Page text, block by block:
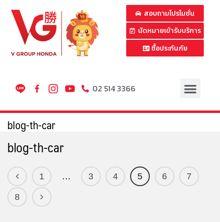
สอบถามโปรโมชั่น
นัดหมายเข้ารับบริการ
ซื้อประกันภัย
02 514 3366
blog-th-car
blog-th-car
1 … 3 4 5 6 7
8